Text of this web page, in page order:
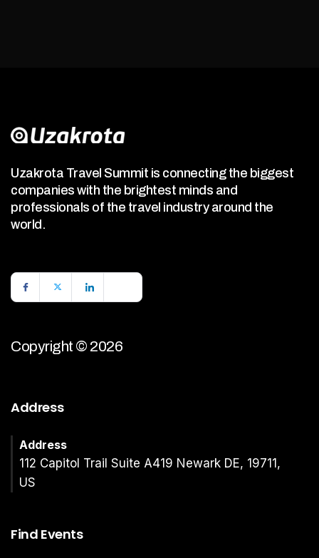
Uzakrota Travel Summit is connecting the biggest
companies with the brightest minds and
professionals of the travel industry around the
world.
Copyright © 2026
Address
Address
112 Capitol Trail Suite A419 Newark DE, 19711,
US
Find Events